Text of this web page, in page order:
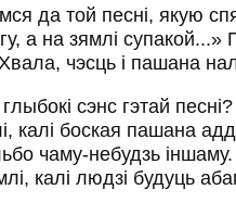
да той песні, якую
а на зямлі супакой...»
чэсць і пашана
сэнс гэтай
калі боская пашана
чаму-небудзь
калі людзі будуць